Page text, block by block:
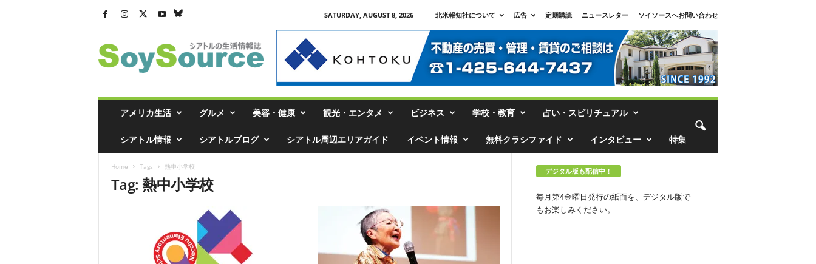
SATURDAY, AUGUST 8, 2026 北米報知社について 広告 定期購読 ニュースレター
ソイソースへお問い合わせ
ト
ル
アメリカ生活 グルメ 美容・健康 観光・エンタメ ビジネス 学校・教育 占い・スピリチュアル
シアトル情報 シアトルブログ シアトル周辺エリアガイド イベント情報 無料クラシファイド インタビュー 特集
Home Tags 熱中小学校
Tag: 熱中小学校
デジタル版も配信中！
毎月第4金曜日発行の紙面を、デジタル版で
もお楽しみください。